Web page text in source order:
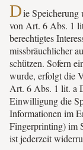
Die
von Art. 6 Abs. 1
berechtigtes
missbräuchlicher
schützen. Sofern
wurde, erfolgt die
Art. 6 Abs. 1 lit. a
Einwilligung die
Informationen im
Fingerprinting) im
ist jederzeit